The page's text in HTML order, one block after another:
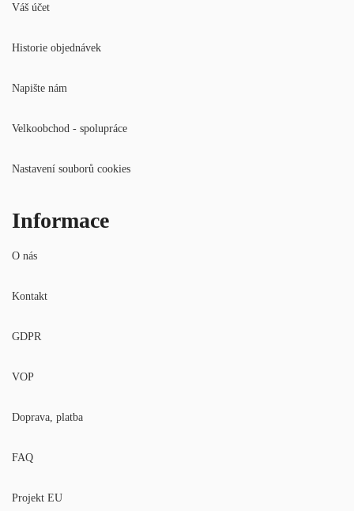
Váš účet
Historie objednávek
Napište nám
Velkoobchod - spolupráce
Nastavení souborů cookies
Informace
O nás
Kontakt
GDPR
VOP
Doprava, platba
FAQ
Projekt EU